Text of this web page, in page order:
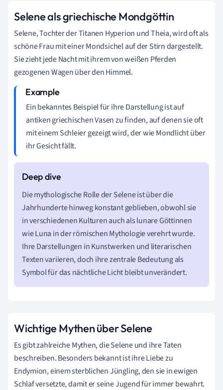
Selene als griechische Mondgöttin
Selene, Tochter der Titanen Hyperion und Theia, wird oft als
schöne Frau mit einer Mondsichel auf der Stirn dargestellt.
Sie zieht jede Nacht mit ihrem von weißen Pferden
gezogenen Wagen über den Himmel.
Ein bekanntes Beispiel für ihre Darstellung ist auf
antiken griechischen Vasen zu finden, auf denen sie oft
mit einem Schleier gezeigt wird, der wie Mondlicht über
ihr Gesicht fällt.
Die mythologische Rolle der Selene ist über die
Jahrhunderte hinweg konstant geblieben, obwohl sie
in verschiedenen Kulturen auch als lunare Göttinnen
wie Luna in der römischen Mythologie verehrt wurde.
Ihre Darstellungen in Kunstwerken und literarischen
Texten variieren, doch ihre zentrale Bedeutung als
Symbol für das nächtliche Licht bleibt unverändert.
Wichtige Mythen über Selene
Es gibt zahlreiche Mythen, die Selene und ihre Taten
beschreiben. Besonders bekannt ist ihre Liebe zu
Endymion, einem sterblichen Jüngling, den sie in ewigen
Schlaf versetzte, damit er seine Jugend für immer bewahrt.